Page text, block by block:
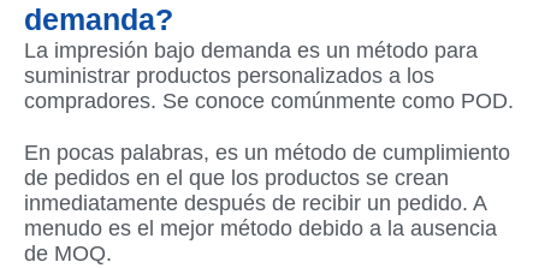
demanda?
La impresión bajo demanda es un método para
suministrar productos personalizados a los
compradores. Se conoce comúnmente como POD.
En pocas palabras, es un método de cumplimiento
de pedidos en el que los productos se crean
inmediatamente después de recibir un pedido. A
menudo es el mejor método debido a la ausencia
de MOQ.